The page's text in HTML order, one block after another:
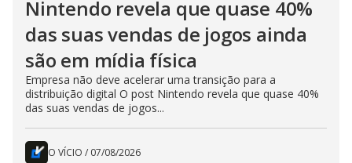
Nintendo revela que quase 40%
das suas vendas de jogos ainda
são em mídia física
Empresa não deve acelerar uma transição para a
distribuição digital O post Nintendo revela que quase 40%
das suas vendas de jogos...
O VÍCIO / 07/08/2026